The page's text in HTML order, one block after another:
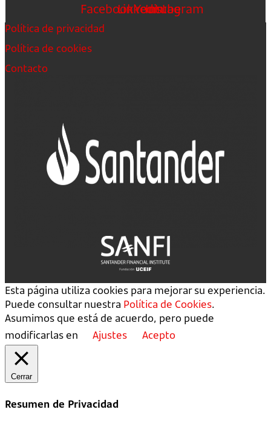
FacebookLinkedin
Youtube
Instagram
Política de privacidad
Política de cookies
Contacto
Esta página utiliza cookies para mejorar su experiencia.
Puede consultar nuestra Política de Cookies.
Asumimos que está de acuerdo, pero puede
modificarlas en
Ajustes Acepto
Cerrar
Resumen de Privacidad